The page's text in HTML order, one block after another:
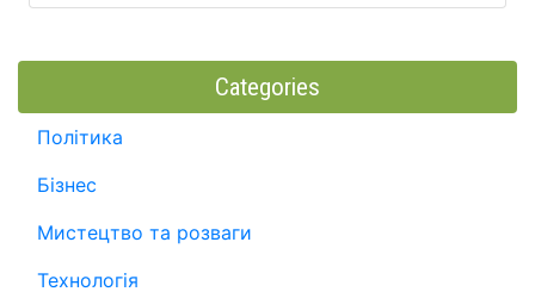
Categories
Політика
Бізнес
Мистецтво та розваги
Технологія